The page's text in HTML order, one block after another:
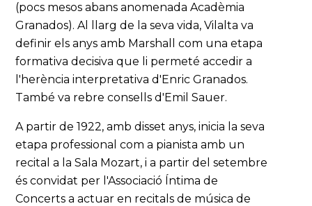
(pocs mesos abans anomenada Acadèmia
Granados). Al llarg de la seva vida, Vilalta va
definir els anys amb Marshall com una etapa
formativa decisiva que li permeté accedir a
l'herència interpretativa d'Enric Granados.
També va rebre consells d'Emil Sauer.
A partir de 1922, amb disset anys, inicia la seva
etapa professional com a pianista amb un
recital a la Sala Mozart, i a partir del setembre
és convidat per l'Associació Íntima de
Concerts a actuar en recitals de música de